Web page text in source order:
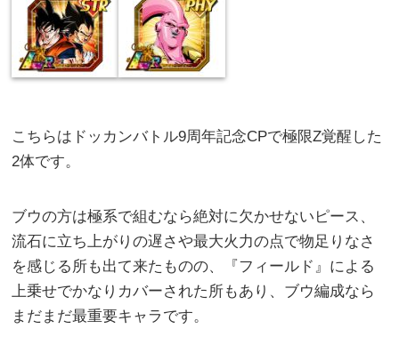
こちらはドッカンバトル9周年記念CPで極限Z覚醒した
2体です。
ブウの方は極系で組むなら絶対に欠かせないピース、
流石に立ち上がりの遅さや最大火力の点で物足りなさ
を感じる所も出て来たものの、『フィールド』による
上乗せでかなりカバーされた所もあり、ブウ編成なら
まだまだ最重要キャラです。